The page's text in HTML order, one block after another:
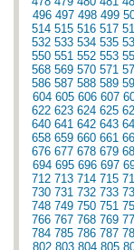
496 497 498 499
514 515 516 517
532 533 534 535
550 551 552 553
568 569 570 571
586 587 588 589
604 605 606 607
622 623 624 625
640 641 642 643
658 659 660 661
676 677 678 679
694 695 696 697
712 713 714 715
730 731 732 733
748 749 750 751
766 767 768 769
784 785 786 787
802 803 804 805